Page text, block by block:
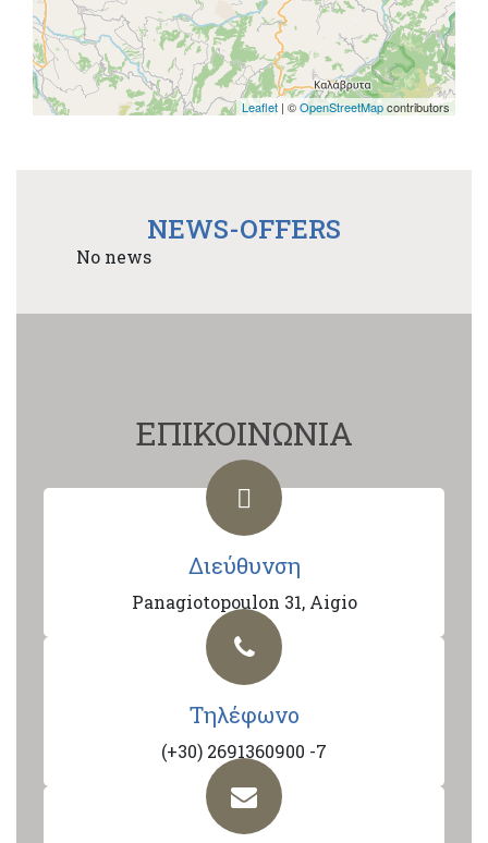
Leaflet | ©OpenStreetMapcontributors
NEWS-OFFERS
No news
ΕΠΙΚΟΙΝΩΝΙΑ
Διεύθυνση
Panagiotopoulon 31, Aigio
Τηλέφωνο
(+30) 2691360900 -7